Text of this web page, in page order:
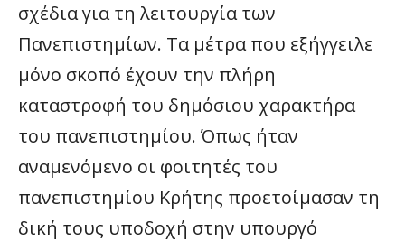
σχέδια για τη λειτουργία των
Πανεπιστημίων. Τα μέτρα που εξήγγειλε
μόνο σκοπό έχουν την πλήρη
καταστροφή του δημόσιου χαρακτήρα
του πανεπιστημίου. Όπως ήταν
αναμενόμενο οι φοιτητές του
πανεπιστημίου Κρήτης προετοίμασαν τη
δική τους υποδοχή στην υπουργό